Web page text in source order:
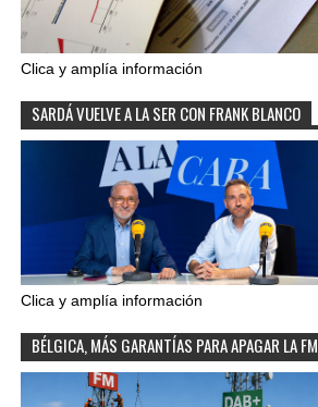
Clica y amplía información
SARDÁ VUELVE A LA SER CON FRANK BLANCO
Clica y amplía información
BÉLGICA, MÁS GARANTÍAS PARA APAGAR LA FM